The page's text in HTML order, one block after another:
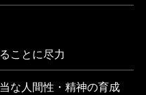
ことに尽力
な人間性・精神の育成